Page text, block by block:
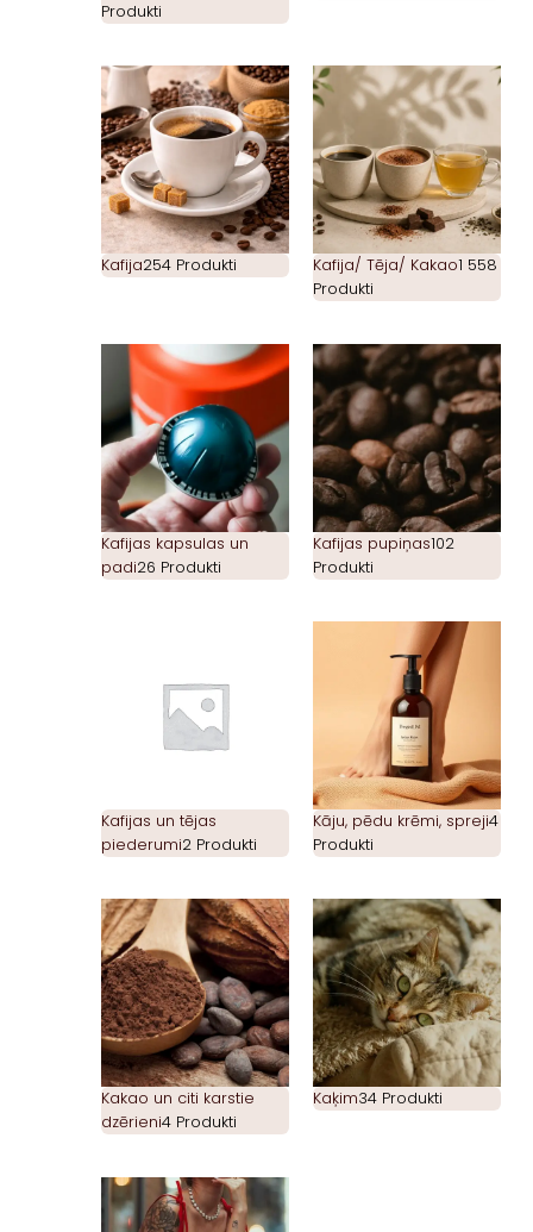
Produkti
Kafija254 Produkti Kafija/ Tēja/ Kakao1 558
Produkti
Kafijas kapsulas un
padi26 Produkti
Kafijas pupiņas102
Produkti
Kafijas un tējas
piederumi2 Produkti
Kāju, pēdu krēmi, spreji4
Produkti
Kakao un citi karstie
dzērieni4 Produkti
Kaķim34 Produkti